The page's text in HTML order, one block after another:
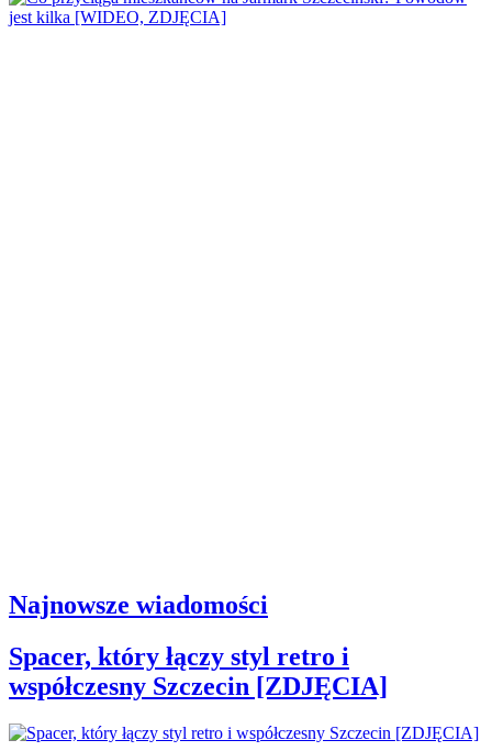
Najnowsze wiadomości
Spacer, który łączy styl retro i
współczesny Szczecin [ZDJĘCIA]